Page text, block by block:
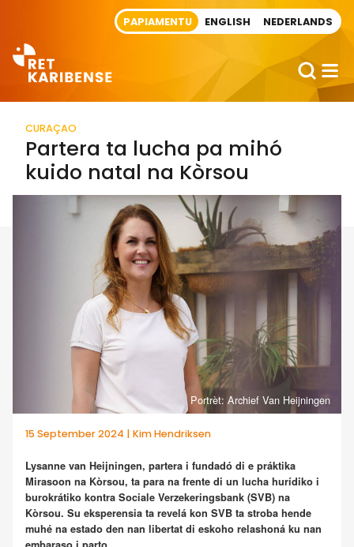
PAPIAMENTU ENGLISH NEDERLANDS
CURAÇAO
Partera ta lucha pa mihó
kuido natal na Kòrsou
Portrèt: Archief Van Heijningen
15 September 2024 | Kim Hendriksen
Lysanne van Heijningen, partera i fundadó di e práktika
Mirasoon na Kòrsou, ta para na frente di un lucha hurídiko i
burokrátiko kontra Sociale Verzekeringsbank (SVB) na
Kòrsou. Su eksperensia ta revelá kon SVB ta stroba hende
muhé na estado den nan libertat di eskoho relashoná ku nan